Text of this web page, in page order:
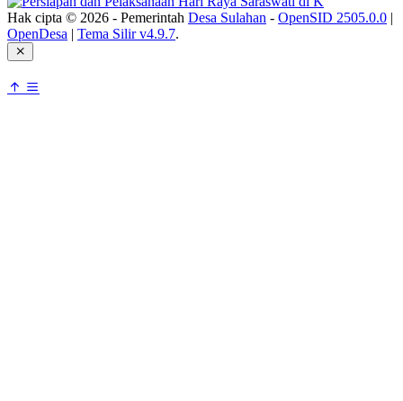
Hak cipta © 2026 - Pemerintah Desa Sulahan - OpenSID 2505.0.0 |
OpenDesa | Tema Silir v4.9.7.